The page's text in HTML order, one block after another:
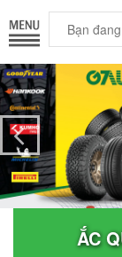
ẮC